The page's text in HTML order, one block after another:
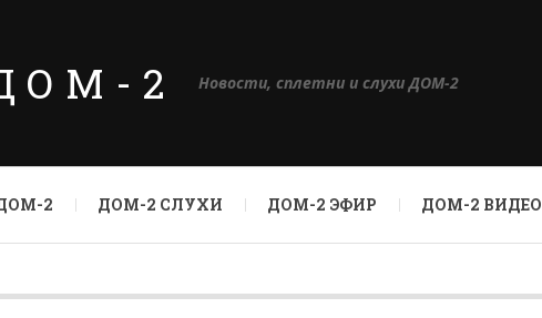
2 Новости, сплетни и слухи ДОМ-2
2 ДОМ-2 СЛУХИ ДОМ-2 ЭФИР ДОМ-2 ВИДЕО